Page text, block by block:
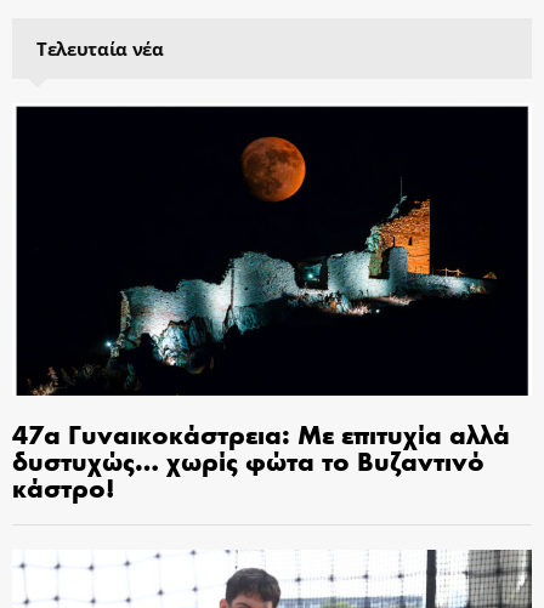
Τελευταία νέα
47α Γυναικοκάστρεια: Με επιτυχία αλλά
δυστυχώς… χωρίς φώτα το Βυζαντινό
κάστρο!